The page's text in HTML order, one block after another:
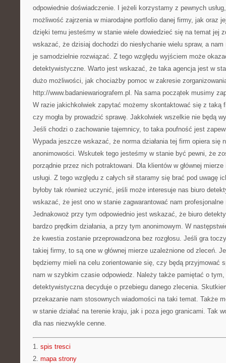
odpowiednie doświadczenie. I jeżeli korzystamy z pewnych
możliwość zajrzenia w miarodajne portfolio danej firmy, jak oraz
dzięki temu jesteśmy w stanie wiele dowiedzieć się na temat jej
wskazać, że dzisiaj dochodzi do niesłychanie wielu spraw, a
je samodzielnie rozwiązać. Z tego względu wyjściem może
detektywistyczne. Warto jest wskazać, że taka agencja jest w
dużo możliwości, jak chociażby pomoc w zakresie
http://www.badaniewariografem.pl. Na sama początek musimy
W razie jakichkolwiek zapytać możemy skontaktować się z taką
czy mogła by prowadzić sprawę. Jakkolwiek wszelkie nie będą
Jeśli chodzi o zachowanie tajemnicy, to taka poufność jest
Wypada jeszcze wskazać, że norma działania tej firm opiera się
anonimowości. Wskutek tego jesteśmy w stanie być pewni, że
porządnie przez nich potraktowani. Dla klientów w głównej
usługi. Z tego względu z całych sił staramy się brać pod uwagę
byłoby tak również uczynić, jeśli może interesuje nas biuro
wskazać, że jest ono w stanie zagwarantować nam
Jednakowoż przy tym odpowiednio jest wskazać, że biuro
bardzo prędkim działania, a przy tym anonimowym. W
że kwestia zostanie przeprowadzona bez rozgłosu. Jeśli gra
takiej firmy, to są one w głównej mierze uzależnione od zleceń.
będziemy mieli na celu zorientowanie się, czy będą przyjmować
nam w szybkim czasie odpowiedz. Należy także pamiętać o
detektywistyczna decyduje o przebiegu danego zlecenia.
przekazanie nam stosownych wiadomości na taki temat. Także
w stanie działać na terenie kraju, jak i poza jego granicami. Tak
dla nas niezwykle cenne.
1. spis tresci
2. mapa strony